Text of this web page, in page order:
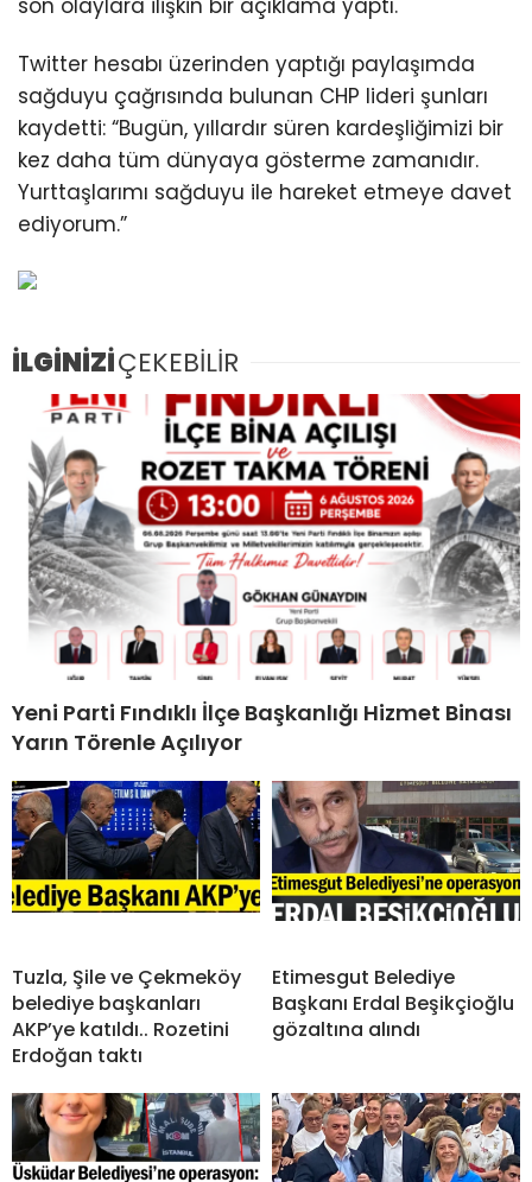
son olaylara ilişkin bir açıklama yaptı.
Twitter hesabı üzerinden yaptığı paylaşımda
sağduyu çağrısında bulunan CHP lideri şunları
kaydetti: “Bugün, yıllardır süren kardeşliğimizi bir
kez daha tüm dünyaya gösterme zamanıdır.
Yurttaşlarımı sağduyu ile hareket etmeye davet
ediyorum.”
İLGİNİZİÇEKEBİLİR
Yeni Parti Fındıklı İlçe Başkanlığı Hizmet Binası
Yarın Törenle Açılıyor
Tuzla, Şile ve Çekmeköy
belediye başkanları
AKP’ye katıldı.. Rozetini
Erdoğan taktı
Etimesgut Belediye
Başkanı Erdal Beşikçioğlu
gözaltına alındı